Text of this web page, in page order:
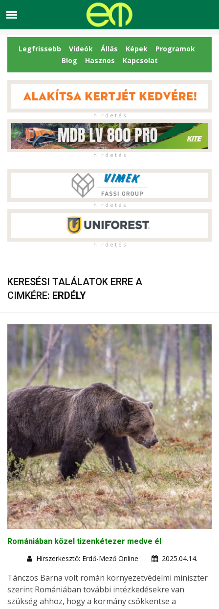
Legfrissebb Videók Állás Képek
Programok
Blog
Hasznos Kapcsolat
h i r d e t é s
h i r d e t é s
h i r d e t é s
h i r d e t é s
KERESÉSI TALÁLATOK ERRE A
CIMKÉRE: ERDÉLY
Romániában közel tizenkétezer medve él
Hírszerkesztő: Erdő-Mező Online
2025.04.14.
Tánczos Barna volt román környezetvédelmi miniszter
szerint Romániában további intézkedésekre van
szükség ahhoz, hogy a kormány csökkentse a